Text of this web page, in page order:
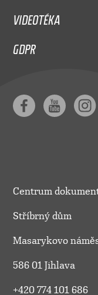
VIDEOTÉKA
GDPR
Centrum
Stříbrný dům
Masarykovo
586 01 Jihlava
+420 774 101 686